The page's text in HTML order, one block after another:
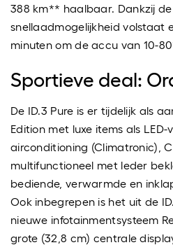
388 km** haalbaar. Dankzij de
snellaadmogelijkheid volstaat
minuten om de accu van 10-
Sportieve deal:
De ID.3 Pure is er tijdelijk als
Edition met luxe items als
airconditioning (Climatronic),
multifunctioneel met leder
bediende, verwarmde en
Ook inbegrepen is het uit de
nieuwe infotainmentsysteem
grote (32,8 cm) centrale